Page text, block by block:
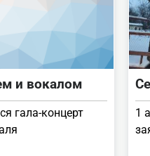
и вокалом
гала-концерт
1